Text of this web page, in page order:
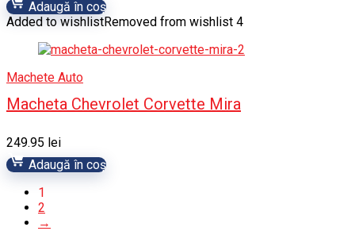
Adaugă în coș
Added to wishlistRemoved from wishlist 4
Machete Auto
Macheta Chevrolet Corvette Mira
249.95 lei
Adaugă în coș
1
2
→